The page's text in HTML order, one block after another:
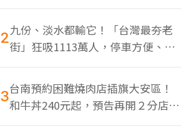
蝦
2九份、淡水都輸它！「台灣最夯老
街」狂吸1113萬人，停車方便、特
色美食多
3台南預約困難燒肉店插旗大安區！
和牛丼240元起，預告再開２分店、
地點曝光